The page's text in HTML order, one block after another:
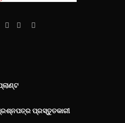
Facebook
TwitterYouTube
Instagram
ପ୍ରସ୍ତୁତକାରୀ